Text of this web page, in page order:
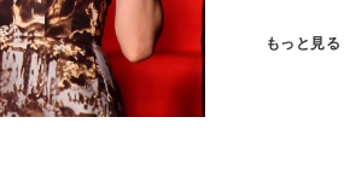
もっと見る